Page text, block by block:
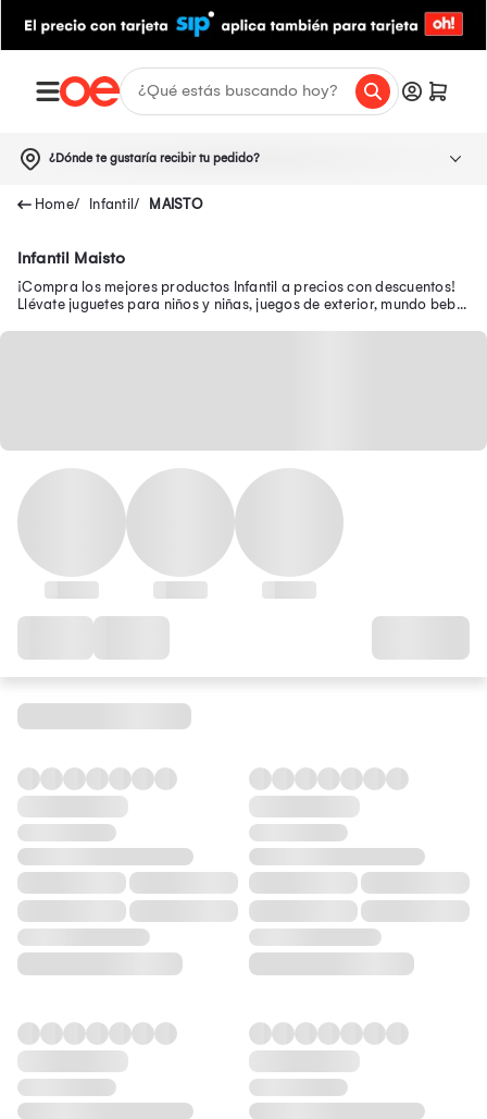
¿Dónde te gustaría recibir tu pedido?
Infantil MAISTO
Infantil Maisto
¡Compra los mejores productos Infantil a precios con descuentos!
Llévate juguetes para niños y niñas, juegos de exterior, mundo bebé,